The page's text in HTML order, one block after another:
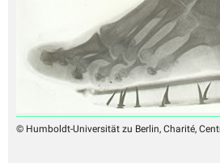
© Humboldt-Universität zu Berlin, Charité,